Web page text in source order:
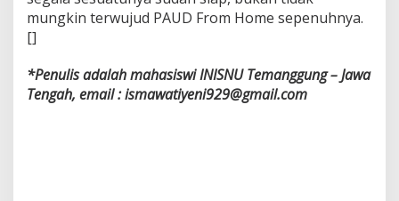
mungkin terwujud PAUD From Home sepenuhnya.
[]
*Penulis adalah mahasiswi INISNU Temanggung – Jawa
Tengah, email : ismawatiyeni929@gmail.com